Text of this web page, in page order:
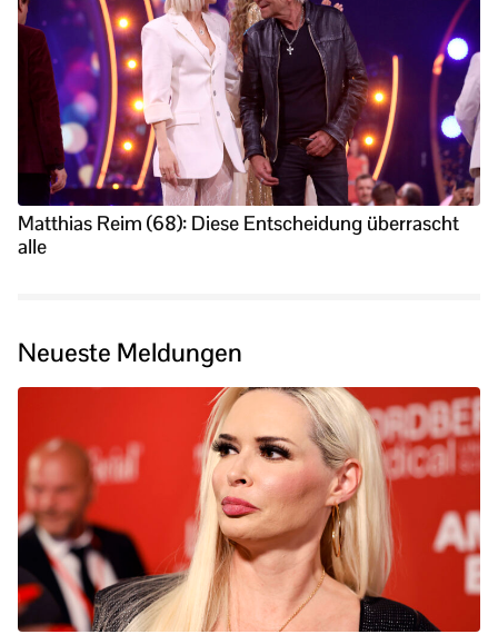
Matthias Reim (68): Diese Entscheidung überrascht
alle
Neueste Meldungen